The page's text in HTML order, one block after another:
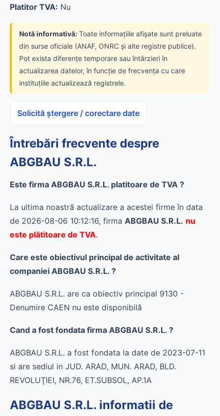
Platitor TVA: Nu
Notă informativă: Toate informațiile afișate sunt preluate
din surse oficiale (ANAF, ONRC și alte registre publice).
Pot exista diferențe temporare sau întârzieri în
actualizarea datelor, în funcție de frecvența cu care
instituțiile actualizează registrele.
Solicită ștergere / corectare date
Întrebări frecvente despre
ABGBAU S.R.L.
Este firma ABGBAU S.R.L. platitoare de TVA ?
La ultima noastră actualizare a acestei firme în data
de 2026-08-06 10:12:16, firma ABGBAU S.R.L. nu
este plătitoare de TVA.
Care este obiectivul principal de activitate al
companiei ABGBAU S.R.L. ?
ABGBAU S.R.L. are ca obiectiv principal 9130 -
Denumire CAEN nu este disponibilă
Cand a fost fondata firma ABGBAU S.R.L. ?
ABGBAU S.R.L. a fost fondata la date de 2023-07-11
si are sediul in JUD. ARAD, MUN. ARAD, BLD.
REVOLUŢIEI, NR.76, ET.SUBSOL, AP.1A
ABGBAU S.R.L. informatii de